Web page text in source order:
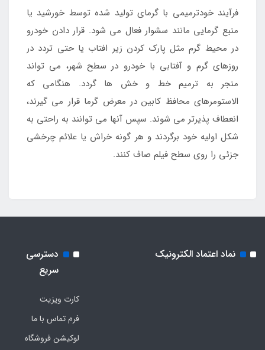
فرآیند خودترمیمی با گرمای تولید شده توسط خورشید یا
منبع گرمایی مانند سشوار فعال می شود. قرار دادن خودرو
در محیط گرم مثل پارک کردن زیر افتاب یا حتی تردد در
روزهای گرم و آفتابی با خودرو در سطح شهر، می تواند
منجر به ترمیم خط و خش ها گردد. هنگامی که
الاستومرهای محافظ کابین در معرض گرما قرار می گیرند،
انعطاف پذیرتر می شوند. سپس آنها می توانند به راحتی به
شکل اولیه خود برگردند و هر گونه خراش یا علائم چرخشی
جزئی را روی سطح فیلم صاف کنند.
نماد اعتماد الکترونیک
دسترسی
سریع
کارت ویزیت
فرم تماس با ما
لوکیشن فروشگاه